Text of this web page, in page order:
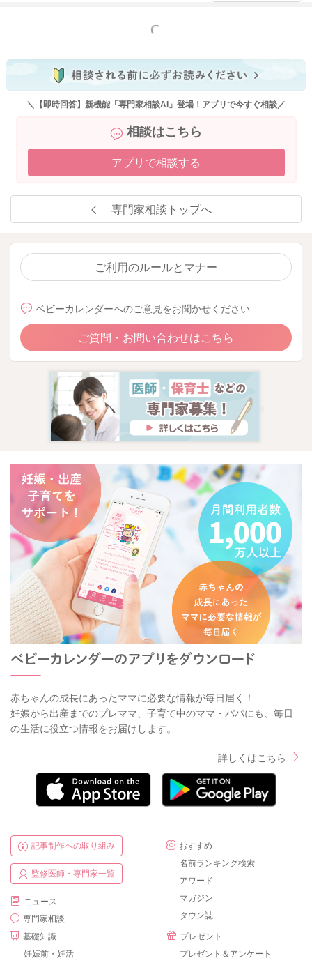
もっと見る
＼【即時回答】新機能「専門家相談AI」登場！アプリで今すぐ相談／
相談はこちら
アプリで相談する
専門家相談トップへ
ご利用のルールとマナー
ベビーカレンダーへのご意見をお聞かせください
ご質問・お問い合わせはこちら
赤ちゃんの成長にあったママに必要な情報が毎日届く！
妊娠から出産までのプレママ、子育て中のママ・パパにも、毎日
の生活に役立つ情報をお届けします。
詳しくはこちら
記事制作への取り組み
監修医師・専門家一覧
ニュース
専門家相談
基礎知識
妊娠前・妊活
おすすめ
名前ランキング検索
アワード
マガジン
タウン誌
プレゼント
プレゼント＆アンケート